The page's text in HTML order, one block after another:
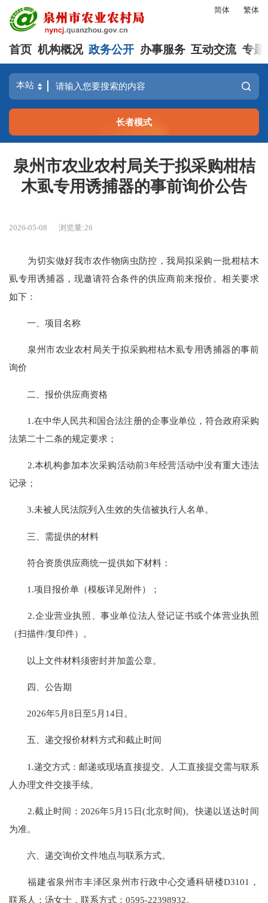
简体 繁体
首页 机构概况 政务公开 办事服务 互动交流 专题
长者模式
泉州市农业农村局关于拟采购柑桔
木虱专用诱捕器的事前询价公告
2026-05-08 浏览量:26
为切实做好我市农作物病虫防控，我局拟采购一批柑桔木
虱专用诱捕器，现邀请符合条件的供应商前来报价。相关要求
如下：
一、项目名称
泉州市农业农村局关于拟采购柑桔木虱专用诱捕器的事前
询价
二、报价供应商资格
1.在中华人民共和国合法注册的企事业单位，符合政府采购
法第二十二条的规定要求；
2.本机构参加本次采购活动前3年经营活动中没有重大违法
记录；
3.未被人民法院列入生效的失信被执行人名单。
三、需提供的材料
符合资质供应商统一提供如下材料：
1.项目报价单（模板详见附件）；
2.企业营业执照、事业单位法人登记证书或个体营业执照
（扫描件/复印件）。
以上文件材料须密封并加盖公章。
四、公告期
2026年5月8日至5月14日。
五、递交报价材料方式和截止时间
1.递交方式：邮递或现场直接提交。人工直接提交需与联系
人办理文件交接手续。
2.截止时间：2026年5月15日(北京时间)。快递以送达时间
为准。
六、递交询价文件地点与联系方式。
福建省泉州市丰泽区泉州市行政中心交通科研楼D3101，
联系人：汤女士，联系方式：0595-22398932。